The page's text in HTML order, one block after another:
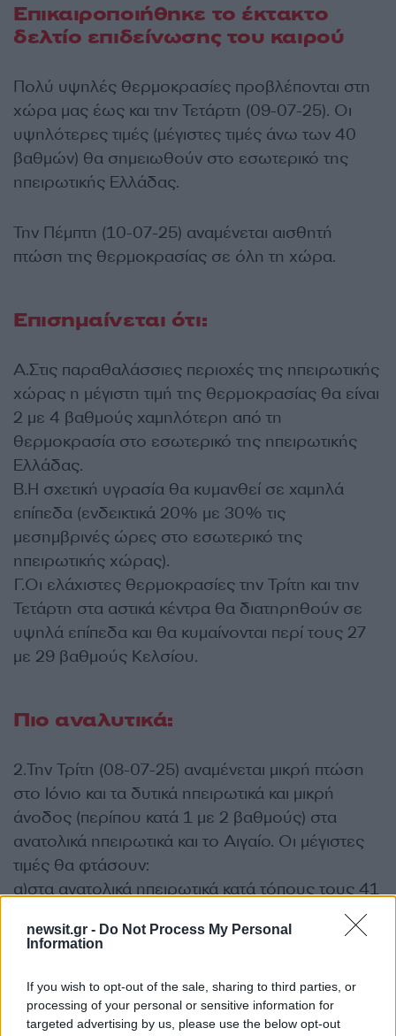
newsit.gr - Do Not Process My Personal
Information
If you wish to opt-out of the sale, sharing to third parties, or
processing of your personal or sensitive information for
targeted advertising by us, please use the below opt-out
Επικαιροποιήθηκε το έκτακτο
δελτίο επιδείνωσης του καιρού
Πολύ υψηλές θερμοκρασίες προβλέπονται στη
χώρα μας έως και την Τετάρτη (09-07-25). Οι
υψηλότερες τιμές (μέγιστες τιμές άνω των 40
βαθμών) θα σημειωθούν στο εσωτερικό της
ηπειρωτικής Ελλάδας.
Την Πέμπτη (10-07-25) αναμένεται αισθητή
πτώση της θερμοκρασίας σε όλη τη χώρα.
Επισημαίνεται ότι:
Α.Στις παραθαλάσσιες περιοχές της ηπειρωτικής
χώρας η μέγιστη τιμή της θερμοκρασίας θα είναι
2 με 4 βαθμούς χαμηλότερη από τη
θερμοκρασία στο εσωτερικό της ηπειρωτικής
Ελλάδας.
Β.Η σχετική υγρασία θα κυμανθεί σε χαμηλά
επίπεδα (ενδεικτικά 20% με 30% τις
μεσημβρινές ώρες στο εσωτερικό της
ηπειρωτικής χώρας).
Γ.Οι ελάχιστες θερμοκρασίες την Τρίτη και την
Τετάρτη στα αστικά κέντρα θα διατηρηθούν σε
υψηλά επίπεδα και θα κυμαίνονται περί τους 27
με 29 βαθμούς Κελσίου.
Πιο αναλυτικά:
2.Την Τρίτη (08-07-25) αναμένεται μικρή πτώση
στο Ιόνιο και τα δυτικά ηπειρωτικά και μικρή
άνοδος (περίπου κατά 1 με 2 βαθμούς) στα
ανατολικά ηπειρωτικά και το Αιγαίο. Οι μέγιστες
τιμές θα φτάσουν:
α)στα ανατολικά ηπειρωτικά κατά τόπους τους 41
β)στα δυτικά ηπειρωτικά τους 38 κατά τόπους
γ)στα νησιά του Ιονίου τους 34 με 36 βαθμούς
Κελσίου.